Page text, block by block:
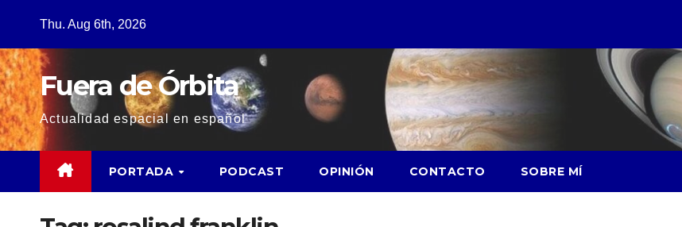
Thu. Aug 6th, 2026
Fuera de Órbita
Actualidad espacial en español
PORTADA PODCAST OPINIÓN CONTACTO SOBRE MÍ